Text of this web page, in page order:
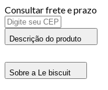
Consultar frete e prazo
Descrição do produto
Sobre a Le biscuit